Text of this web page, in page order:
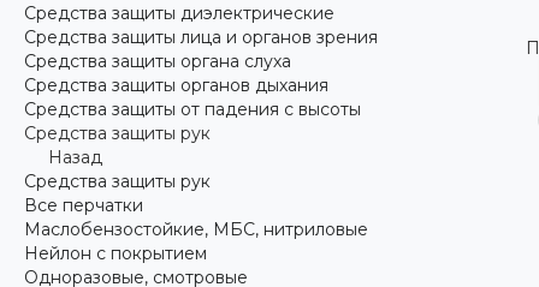
Средства защиты диэлектрические
Средства защиты лица и органов зрения
Средства защиты органа слуха
Средства защиты органов дыхания
Средства защиты от падения с высоты
Средства защиты рук
Назад
Средства защиты рук
Все перчатки
Маслобензостойкие, МБС, нитриловые
Нейлон с покрытием
Одноразовые, смотровые